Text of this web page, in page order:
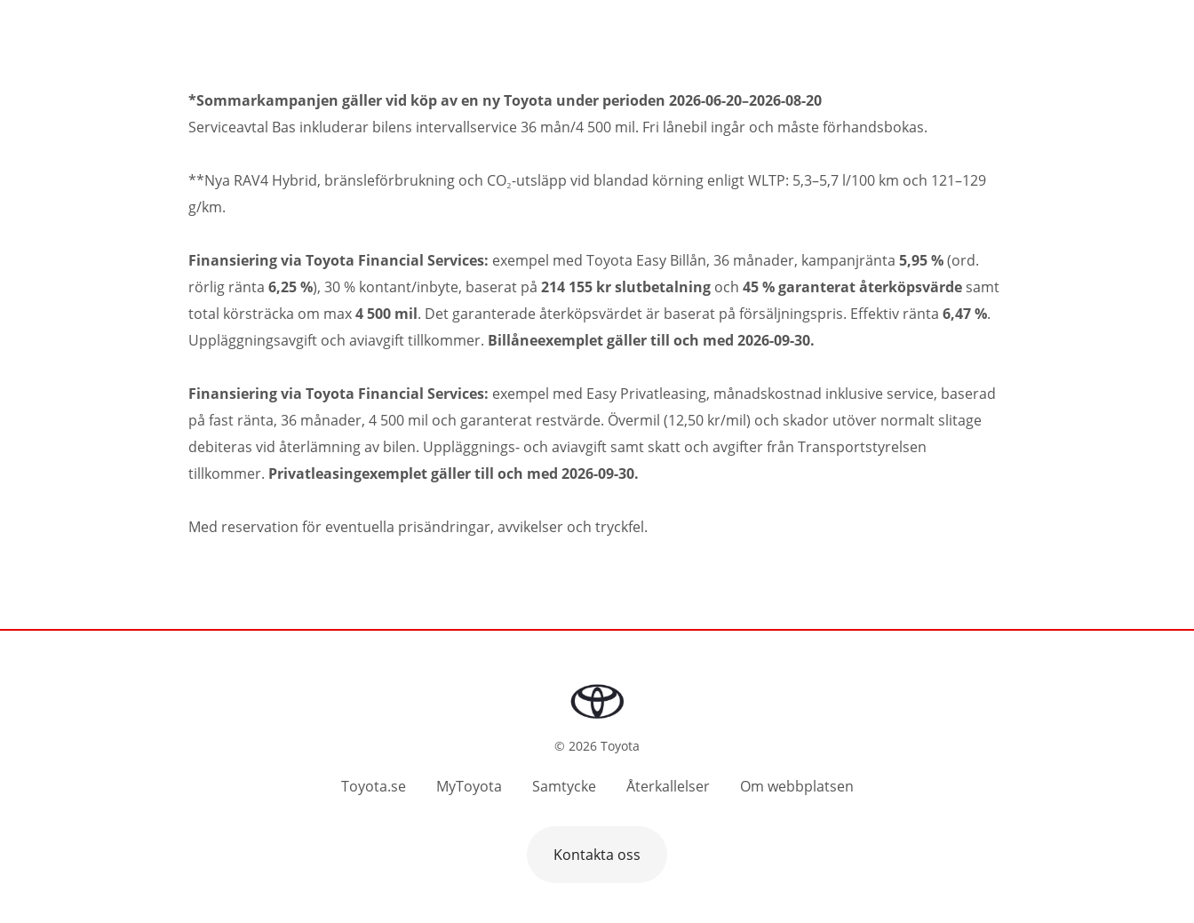
*Sommarkampanjen gäller vid köp av en ny Toyota under perioden 2026-06-20–2026-08-20
Serviceavtal Bas inkluderar bilens intervallservice 36 mån/4 500 mil. Fri lånebil ingår och måste förhandsbokas.
**Nya RAV4 Hybrid, bränsleförbrukning och CO₂-utsläpp vid blandad körning enligt WLTP: 5,3–5,7 l/100 km och 121–129
g/km.
Finansiering via Toyota Financial Services: exempel med Toyota Easy Billån, 36 månader, kampanjränta 5,95 %(ord.
rörlig ränta 6,25 %), 30 % kontant/inbyte, baserat på 214 155 kr slutbetalning och 45 % garanterat återköpsvärde samt
total körsträcka om max4 500 mil. Det garanterade återköpsvärdet är baserat på försäljningspris. Effektiv ränta 6,47 %.
Uppläggningsavgift och aviavgift tillkommer. Billåneexemplet gäller till och med 2026-09-30.
Finansiering via Toyota Financial Services: exempel med Easy Privatleasing, månadskostnad inklusive service, baserad
på fast ränta, 36 månader, 4 500 mil och garanterat restvärde. Övermil (12,50 kr/mil) och skador utöver normalt slitage
debiteras vid återlämning av bilen. Uppläggnings- och aviavgift samt skatt och avgifter från Transportstyrelsen
tillkommer. Privatleasingexemplet gäller till och med 2026-09-30.
Med reservation för eventuella prisändringar, avvikelser och tryckfel.
© 2026 Toyota
Toyota.se MyToyota Samtycke Återkallelser Om webbplatsen
Kontakta oss